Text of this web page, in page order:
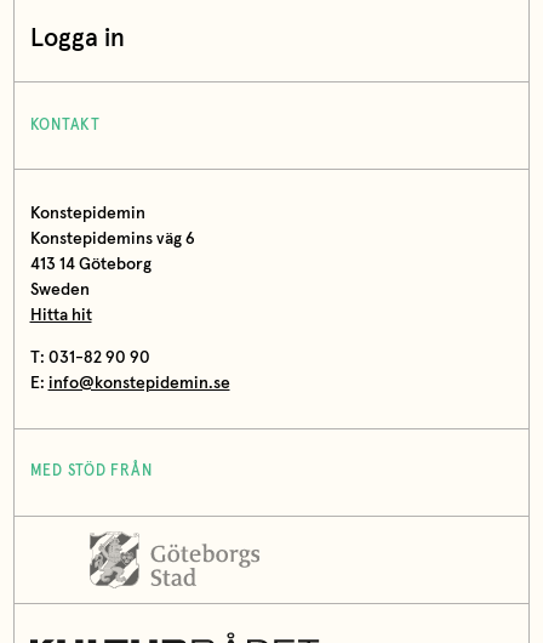
Logga in
KONTAKT
Konstepidemin
Konstepidemins väg 6
413 14 Göteborg
Sweden
Hitta hit
T: 031-82 90 90
E: info@konstepidemin.se
MED STÖD FRÅN